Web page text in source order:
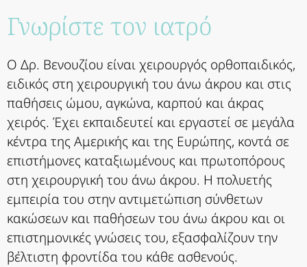
Γνωρίστε τον ιατρό
Ο Δρ. Βενουζίου είναι χειρουργός ορθοπαιδικός,
ειδικός στη χειρουργική του άνω άκρου και στις
παθήσεις ώμου, αγκώνα, καρπού και άκρας
χειρός. Έχει εκπαιδευτεί και εργαστεί σε μεγάλα
κέντρα της Αμερικής και της Ευρώπης, κοντά σε
επιστήμονες καταξιωμένους και πρωτοπόρους
στη χειρουργική του άνω άκρου. Η πολυετής
εμπειρία του στην αντιμετώπιση σύνθετων
κακώσεων και παθήσεων του άνω άκρου και οι
επιστημονικές γνώσεις του, εξασφαλίζουν την
βέλτιστη φροντίδα του κάθε ασθενούς.